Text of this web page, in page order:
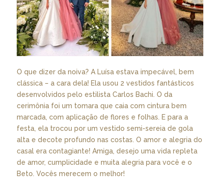
O que dizer da noiva? A Luísa estava impecável, bem
clássica – a cara dela! Ela usou 2 vestidos fantásticos
desenvolvidos pelo estilista Carlos Bachi. O da
cerimônia foi um tomara que caia com cintura bem
marcada, com aplicação de flores e folhas. E para a
festa, ela trocou por um vestido semi-sereia de gola
alta e decote profundo nas costas. O amor e alegria do
casal era contagiante! Amiga, desejo uma vida repleta
de amor, cumplicidade e muita alegria para você e o
Beto. Vocês merecem o melhor!